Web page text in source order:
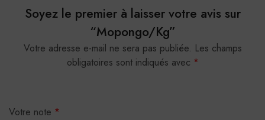
Soyez le premier à laisser votre avis sur
“Mopongo/Kg”
Votre adresse e-mail ne sera pas publiée. Les champs
obligatoires sont indiqués avec *
Votre note *